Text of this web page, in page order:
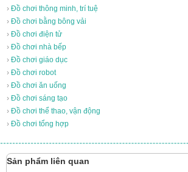
› Đồ chơi thông minh, trí tuệ
› Đồ chơi bằng bông vải
› Đồ chơi điện tử
› Đồ chơi nhà bếp
› Đồ chơi giáo dục
› Đồ chơi robot
› Đồ chơi ăn uống
› Đồ chơi sáng tạo
› Đồ chơi thể thao, vận động
› Đồ chơi tổng hợp
Sản phẩm liên quan